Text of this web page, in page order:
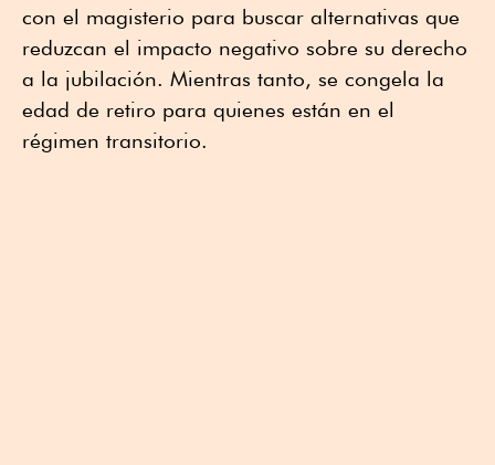
con el magisterio para buscar alternativas que
reduzcan el impacto negativo sobre su derecho
a la jubilación. Mientras tanto, se congela la
edad de retiro para quienes están en el
régimen transitorio.